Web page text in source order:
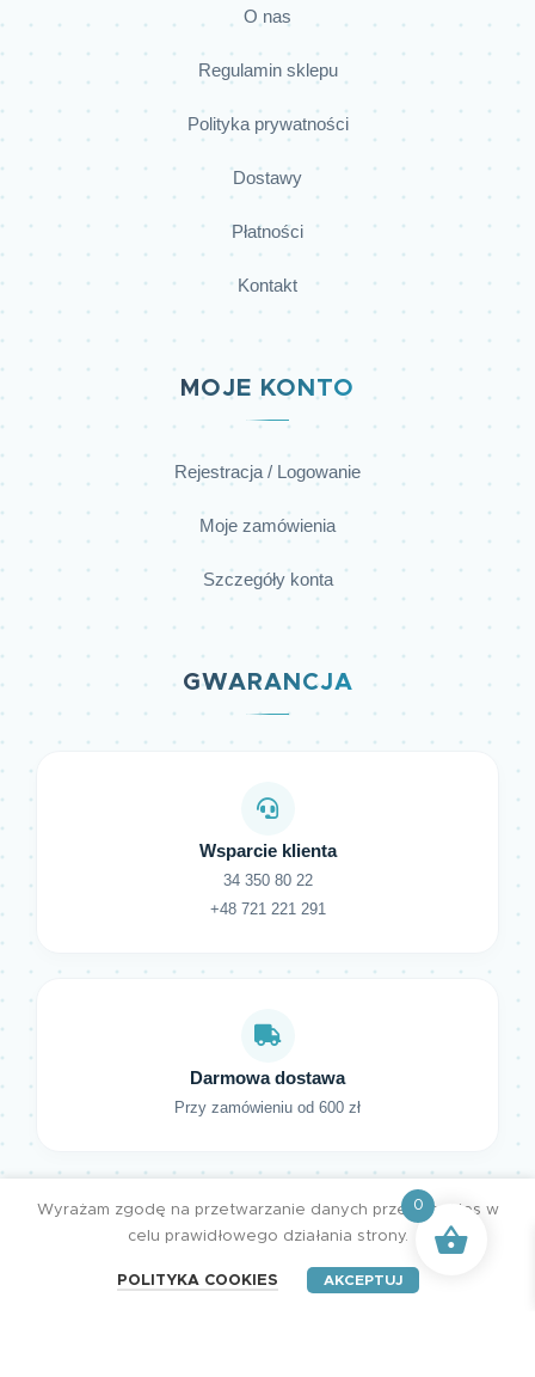
O nas
Regulamin sklepu
Polityka prywatności
Dostawy
Płatności
Kontakt
MOJE KONTO
Rejestracja / Logowanie
Moje zamówienia
Szczegóły konta
GWARANCJA
Wsparcie klienta
34 350 80 22
+48 721 221 291
Darmowa dostawa
Przy zamówieniu od 600 zł
Wyrażam zgodę na przetwarzanie danych przez cookies w
celu prawidłowego działania strony.
POLITYKA COOKIES AKCEPTUJ
0